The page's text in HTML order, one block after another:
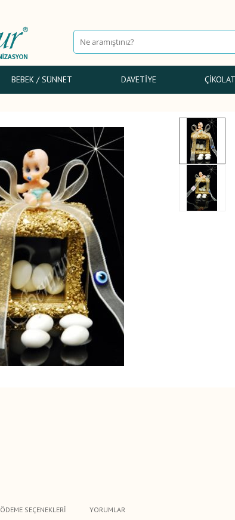
BEBEK / SÜNNET DAVETIYE
ÖDEME SEÇENEKLERI YORUMLAR